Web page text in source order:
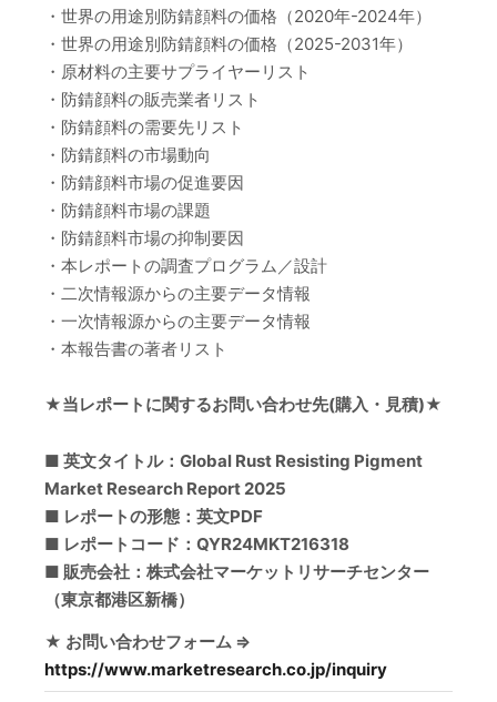
・世界の用途別防錆顔料の価格（2020年-2024年）
・世界の用途別防錆顔料の価格（2025-2031年）
・原材料の主要サプライヤーリスト
・防錆顔料の販売業者リスト
・防錆顔料の需要先リスト
・防錆顔料の市場動向
・防錆顔料市場の促進要因
・防錆顔料市場の課題
・防錆顔料市場の抑制要因
・本レポートの調査プログラム／設計
・二次情報源からの主要データ情報
・一次情報源からの主要データ情報
・本報告書の著者リスト
★当レポートに関するお問い合わせ先(購入・見積)★
■ 英文タイトル：Global Rust Resisting Pigment
Market Research Report 2025
■ レポートの形態：英文PDF
■ レポートコード：QYR24MKT216318
■ 販売会社：株式会社マーケットリサーチセンター
（東京都港区新橋）
★ お問い合わせフォーム ⇒
https://www.marketresearch.co.jp/inquiry